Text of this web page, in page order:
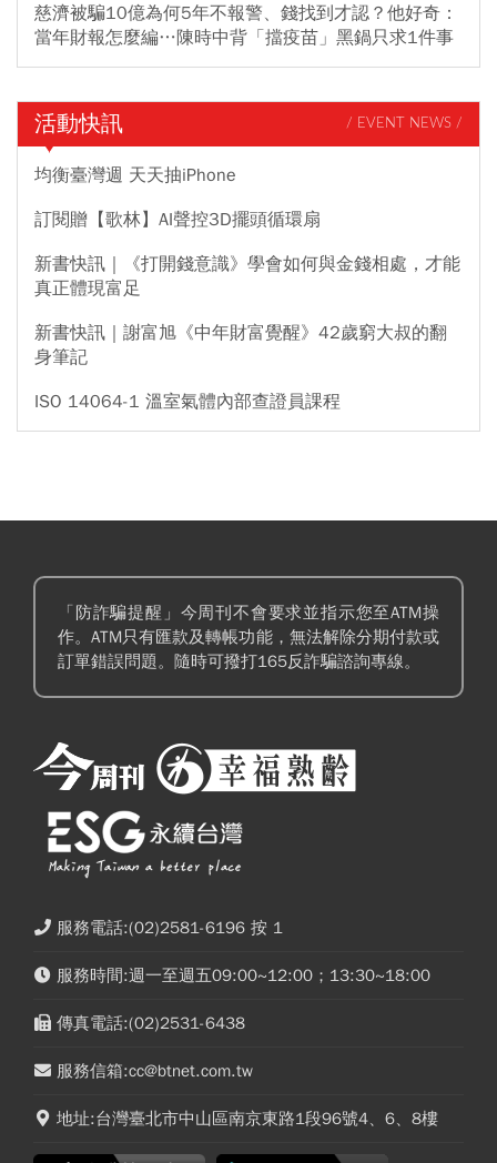
慈濟被騙10億為何5年不報警、錢找到才認？他好奇：
當年財報怎麼編…陳時中背「擋疫苗」黑鍋只求1件事
活動快訊 / EVENT NEWS /
均衡臺灣週 天天抽iPhone
訂閱贈【歌林】AI聲控3D擺頭循環扇
新書快訊｜《打開錢意識》學會如何與金錢相處，才能
真正體現富足
新書快訊｜謝富旭《中年財富覺醒》42歲窮大叔的翻
身筆記
ISO 14064-1 溫室氣體內部查證員課程
「防詐騙提醒」今周刊不會要求並指示您至ATM操
作。ATM只有匯款及轉帳功能，無法解除分期付款或
訂單錯誤問題。隨時可撥打165反詐騙諮詢專線。
服務電話:(02)2581-6196 按 1
服務時間:週一至週五09:00~12:00；13:30~18:00
傳真電話:(02)2531-6438
服務信箱:cc@btnet.com.tw
地址:台灣臺北市中山區南京東路1段96號4、6、8樓